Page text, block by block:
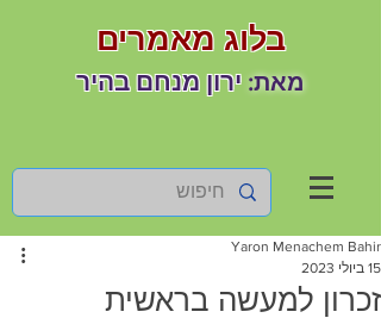
בלוג מאמרים
מאת: ירון מנחם בהיר
זכרון למעשה בראשית
Yaron Menachem Bahir
15 ביולי 2023